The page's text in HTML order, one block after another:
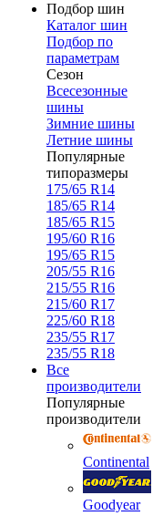
Подбор шин
Каталог шин
Подбор по
параметрам
Сезон
Всесезонные
шины
Зимние шины
Летние шины
Популярные
типоразмеры
175/65 R14
185/65 R14
185/65 R15
195/60 R16
195/65 R15
205/55 R16
215/55 R16
215/60 R17
225/60 R18
235/55 R17
235/55 R18
Все
производители
Популярные
производители
Continental
Goodyear